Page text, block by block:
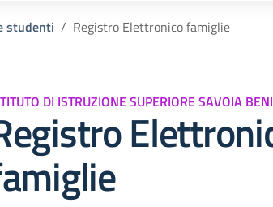
studenti Registro Elettronico famiglie
DI ISTRUZIONE SUPERIORE SAVOIA